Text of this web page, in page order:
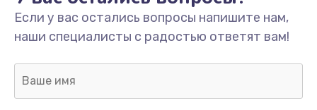
Замена/Pемонт карбюратора
1300 руб.
Заказать
Ремонт капиллярной трубки
Если у вас остались вопросы напишите нам,
наши специалисты с радостью ответят вам!